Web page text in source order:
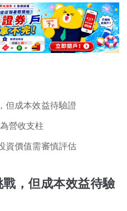
但成本效益待驗證
營收支柱
資價值需審慎評估
，但成本效益待驗